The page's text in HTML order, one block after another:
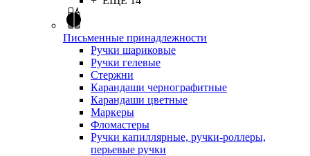
Письменные принадлежности
Ручки шариковые
Ручки гелевые
Стержни
Карандаши чернографитные
Карандаши цветные
Маркеры
Фломастеры
Ручки капиллярные, ручки-роллеры,
перьевые ручки